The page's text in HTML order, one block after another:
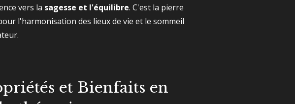
vers la sagesse et l'équilibre. C'est la pierre
l'harmonisation des lieux de vie et le sommeil
et Bienfaits en